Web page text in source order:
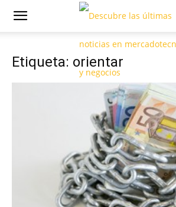
Etiqueta: orientar